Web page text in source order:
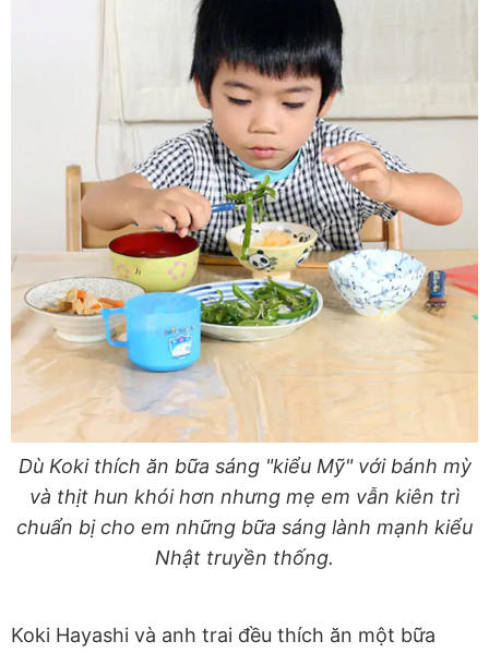
Dù Koki thích ăn bữa sáng "kiểu Mỹ" với bánh mỳ
và thịt hun khói hơn nhưng mẹ em vẫn kiên trì
chuẩn bị cho em những bữa sáng lành mạnh kiểu
Nhật truyền thống.
Koki Hayashi và anh trai đều thích ăn một bữa